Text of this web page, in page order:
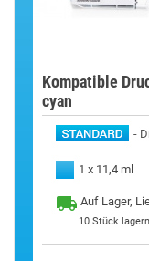
Kompatible
cyan
1 x 11,4 ml
Auf Lager,
10 Stück